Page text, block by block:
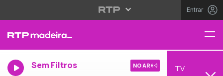
Entrar
Sem Filtros NO AR TV